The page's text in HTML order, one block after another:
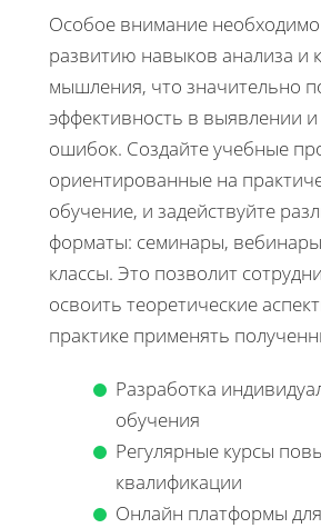
Особое внимание необходимо
развитию навыков анализа и
мышления, что значительно
эффективность в выявлении и
ошибок. Создайте учебные
ориентированные на
обучение, и задействуйте
форматы: семинары,
классы. Это позволит
освоить теоретические
практике применять
Разработка
обучения
Регулярные курсы
квалификации
Онлайн платформы для